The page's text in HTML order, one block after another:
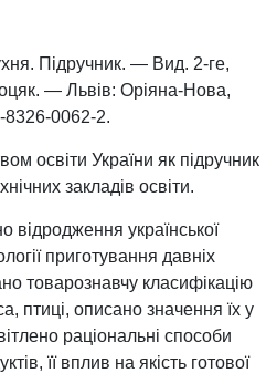
Підручник. — Вид. 2-ге,
— Львів: Оріяна-Нова,
0062-2.
освіти України як підручник
закладів освіти.
відродження української
приготування давніх
товарознавчу класифікацію
птиці, описано значення їх у
раціональні способи
її вплив на якість готової